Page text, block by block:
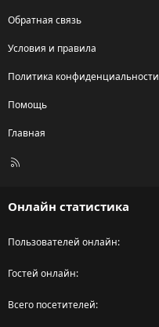
Обратная связь
Условия и правила
Политика конфиденциальности
Помощь
Главная
R
Онлайн статистика
Пользователей онлайн
Гостей онлайн
Всего посетителей